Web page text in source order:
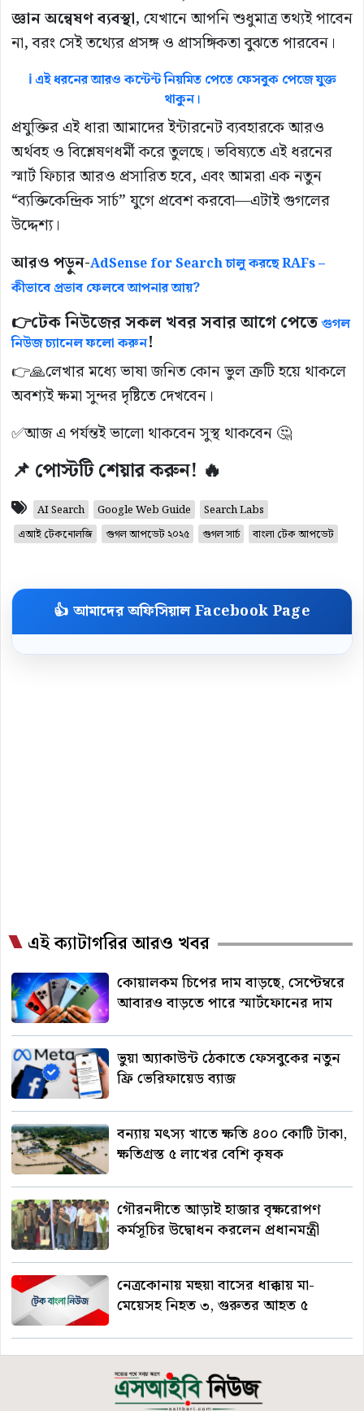
জ্ঞান অন্বেষণ ব্যবস্থা, যেখানে আপনি শুধুমাত্র তথ্যই পাবেন
না, বরং সেই তথ্যের প্রসঙ্গ ও প্রাসঙ্গিকতা বুঝতে পারবেন।
ℹ️ এই ধরনের আরও কন্টেন্ট নিয়মিত পেতে ফেসবুক পেজে যুক্ত
থাকুন।
প্রযুক্তির এই ধারা আমাদের ইন্টারনেট ব্যবহারকে আরও
অর্থবহ ও বিশ্লেষণধর্মী করে তুলছে। ভবিষ্যতে এই ধরনের
স্মার্ট ফিচার আরও প্রসারিত হবে, এবং আমরা এক নতুন
“ব্যক্তিকেন্দ্রিক সার্চ” যুগে প্রবেশ করবো—এটাই গুগলের
উদ্দেশ্য।
আরও পড়ুন-AdSense for Search চালু করছে RAFs –
কীভাবে প্রভাব ফেলবে আপনার আয়?
👉টেক নিউজের সকল খবর সবার আগে পেতেগুগল
নিউজ চ্যানেল ফলো করুন!
👉🙏লেখার মধ্যে ভাষা জনিত কোন ভুল ত্রুটি হয়ে থাকলে
অবশ্যই ক্ষমা সুন্দর দৃষ্টিতে দেখবেন।
✅আজ এ পর্যন্তই ভালো থাকবেন সুস্থ থাকবেন 🤔
📌 পোস্টটি শেয়ার করুন! 🔥
AI Search Google Web Guide
Search Labs
এআই টেকনোলজি
গুগল আপডেট ২০২৫ গুগল সার্চ বাংলা টেক আপডেট
👍 আমাদের অফিসিয়াল Facebook Page
এই ক্যাটাগরির আরও খবর
কোয়ালকম চিপের দাম বাড়ছে, সেপ্টেম্বরে
আবারও বাড়তে পারে স্মার্টফোনের দাম
ভুয়া অ্যাকাউন্ট ঠেকাতে ফেসবুকের নতুন
ফ্রি ভেরিফায়েড ব্যাজ
বন্যায় মৎস্য খাতে ক্ষতি ৪০০ কোটি টাকা,
ক্ষতিগ্রস্ত ৫ লাখের বেশি কৃষক
গৌরনদীতে আড়াই হাজার বৃক্ষরোপণ
কর্মসূচির উদ্বোধন করলেন প্রধানমন্ত্রী
নেত্রকোনায় মহুয়া বাসের ধাক্কায় মা-
মেয়েসহ নিহত ৩, গুরুতর আহত ৫